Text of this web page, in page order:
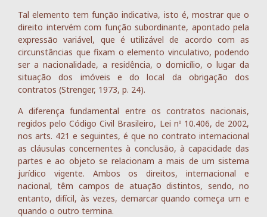
Tal elemento tem função indicativa, isto é, mostrar que o
direito intervém com função subordinante, apontado pela
expressão variável, que é utilizável de acordo com as
circunstâncias que fixam o elemento vinculativo, podendo
ser a nacionalidade, a residência, o domicílio, o lugar da
situação dos imóveis e do local da obrigação dos
contratos (Strenger, 1973, p. 24).
A diferença fundamental entre os contratos nacionais,
regidos pelo Código Civil Brasileiro, Lei nº 10.406, de 2002,
nos arts. 421 e seguintes, é que no contrato internacional
as cláusulas concernentes à conclusão, à capacidade das
partes e ao objeto se relacionam a mais de um sistema
jurídico vigente. Ambos os direitos, internacional e
nacional, têm campos de atuação distintos, sendo, no
entanto, difícil, às vezes, demarcar quando começa um e
quando o outro termina.